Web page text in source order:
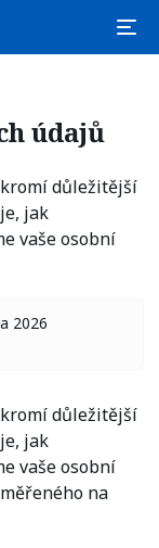
údajů
důležitější
jak
vaše osobní
2026
důležitější
jak
vaše osobní
na